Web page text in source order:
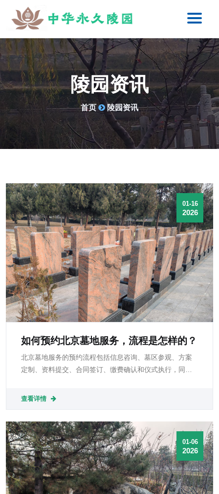
陵园资讯
首页 陵园资讯
01-16
2026
如何预约北京墓地服务，流程是怎样的？
北京墓地服务的预约流程包括信息咨询、墓区参观、方案
定制、资料提交、合同签订、缴费确认和仪式执行，同时
及家庭信息，明确安葬需求，选择合法、信誉良好的墓
查看详情
01-06
2026